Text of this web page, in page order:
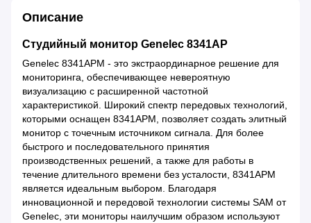
Описание
Студийный монитор Genelec 8341AP
Genelec 8341APM - это экстраординарное решение для
мониторинга, обеспечивающее невероятную
визуализацию с расширенной частотной
характеристикой. Широкий спектр передовых технологий,
которыми оснащен 8341APM, позволяет создать элитный
монитор с точечным источником сигнала. Для более
быстрого и последовательного принятия
производственных решений, а также для работы в
течение длительного времени без усталости, 8341APM
является идеальным выбором. Благодаря
инновационной и передовой технологии системы SAM от
Genelec, эти мониторы наилучшим образом используют